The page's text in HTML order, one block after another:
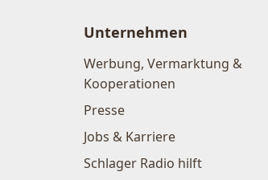
Unternehmen
Werbung, Vermarktung &
Kooperationen
Presse
Jobs & Karriere
Schlager Radio hilft